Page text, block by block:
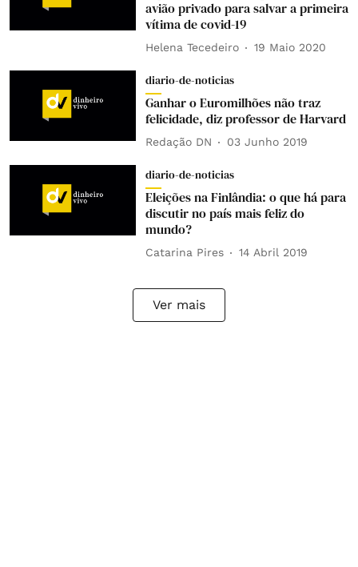
avião privado para salvar a primeira
vítima de covid-19
Helena Tecedeiro 19 Maio 2020
diario-de-noticias
Ganhar o Euromilhões não traz
felicidade, diz professor de Harvard
Redação DN 03 Junho 2019
diario-de-noticias
Eleições na Finlândia: o que há para
discutir no país mais feliz do
mundo?
Catarina Pires 14 Abril 2019
Ver mais